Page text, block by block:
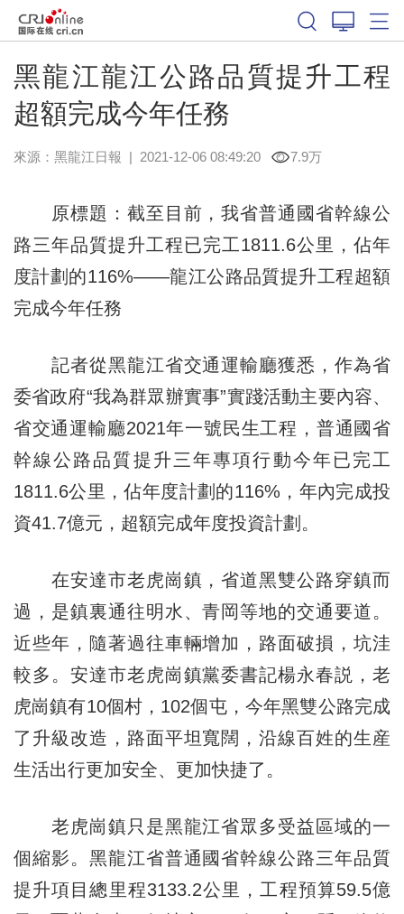
黑龍江龍江公路品質提升工程
超額完成今年任務
來源： 黑龍江日報 | 2021-12-06 08:49:20 7.9万
原標題：截至目前，我省普通國省幹線公
路三年品質提升工程已完工1811.6公里，佔年
度計劃的116%——龍江公路品質提升工程超額
完成今年任務
記者從黑龍江省交通運輸廳獲悉，作為省
委省政府“我為群眾辦實事”實踐活動主要內容、
省交通運輸廳2021年一號民生工程，普通國省
幹線公路品質提升三年專項行動今年已完工
1811.6公里，佔年度計劃的116%，年內完成投
資41.7億元，超額完成年度投資計劃。
在安達市老虎崗鎮，省道黑雙公路穿鎮而
過，是鎮裏通往明水、青岡等地的交通要道。
近些年，隨著過往車輛增加，路面破損，坑洼
較多。安達市老虎崗鎮黨委書記楊永春説，老
虎崗鎮有10個村，102個屯，今年黑雙公路完成
了升級改造，路面平坦寬闊，沿線百姓的生産
生活出行更加安全、更加快捷了。
老虎崗鎮只是黑龍江省眾多受益區域的一
個縮影。黑龍江省普通國省幹線公路三年品質
提升項目總里程3133.2公里，工程預算59.5億